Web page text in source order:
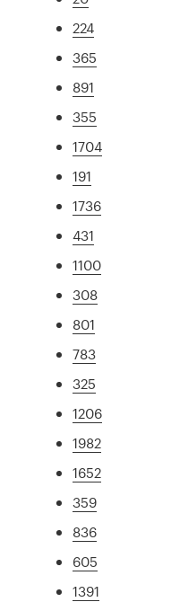
224
365
891
355
1704
191
1736
431
1100
308
801
783
325
1206
1982
1652
359
836
605
1391